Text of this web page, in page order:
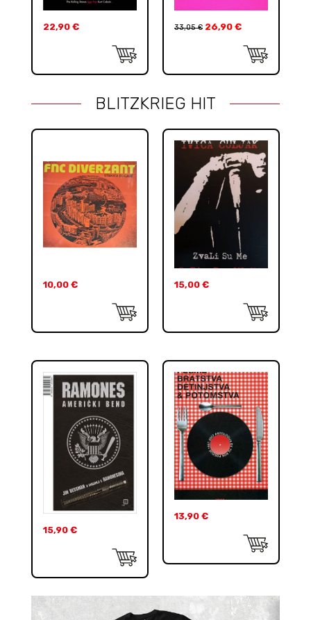
22,90 € 33,05€ 26,90 €
BLITZKRIEG HIT
10,00 € 15,00 €
15,90 €
13,90 €